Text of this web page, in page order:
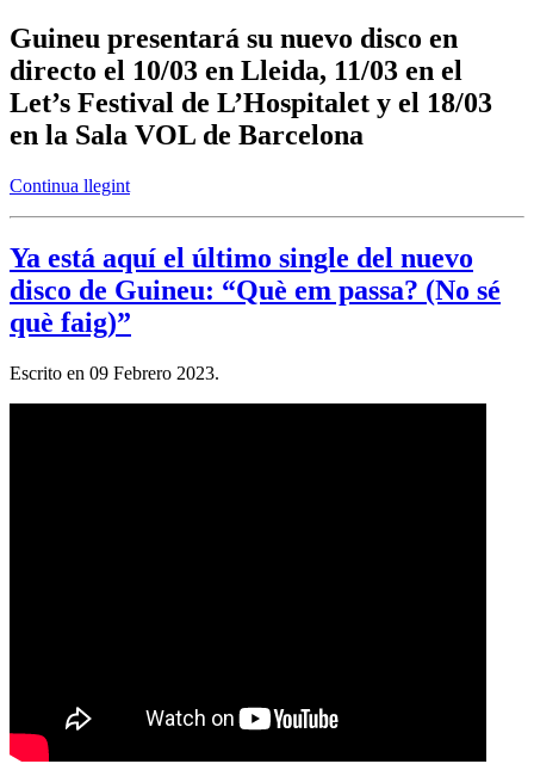
Guineu presentará su nuevo disco en
directo el 10/03 en Lleida, 11/03 en el
Let’s Festival de L’Hospitalet y el 18/03
en la Sala VOL de Barcelona
Continua llegint
Ya está aquí el último single del nuevo
disco de Guineu: “Què em passa? (No sé
què faig)”
Escrito en 09 Febrero 2023.